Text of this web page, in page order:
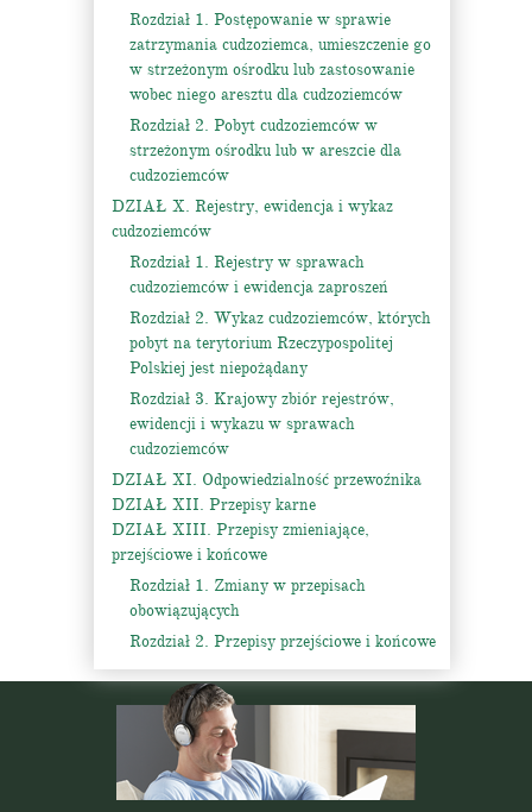
Rozdział 1. Postępowanie w sprawie
zatrzymania cudzoziemca, umieszczenie go
w strzeżonym ośrodku lub zastosowanie
wobec niego aresztu dla cudzoziemców
Rozdział 2. Pobyt cudzoziemców w
strzeżonym ośrodku lub w areszcie dla
cudzoziemców
DZIAŁ X. Rejestry, ewidencja i wykaz
cudzoziemców
Rozdział 1. Rejestry w sprawach
cudzoziemców i ewidencja zaproszeń
Rozdział 2. Wykaz cudzoziemców, których
pobyt na terytorium Rzeczypospolitej
Polskiej jest niepożądany
Rozdział 3. Krajowy zbiór rejestrów,
ewidencji i wykazu w sprawach
cudzoziemców
DZIAŁ XI. Odpowiedzialność przewoźnika
DZIAŁ XII. Przepisy karne
DZIAŁ XIII. Przepisy zmieniające,
przejściowe i końcowe
Rozdział 1. Zmiany w przepisach
obowiązujących
Rozdział 2. Przepisy przejściowe i końcowe